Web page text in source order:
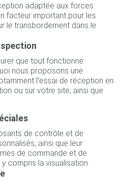
adaptée aux forces
facteur important pour les
le transbordement dans le
que tout fonctionne
nous proposons une
l’essai de réception en
ou sur votre site, ainsi que
de contrôle et de
ainsi que leur
de commande et de
compris la visualisation.